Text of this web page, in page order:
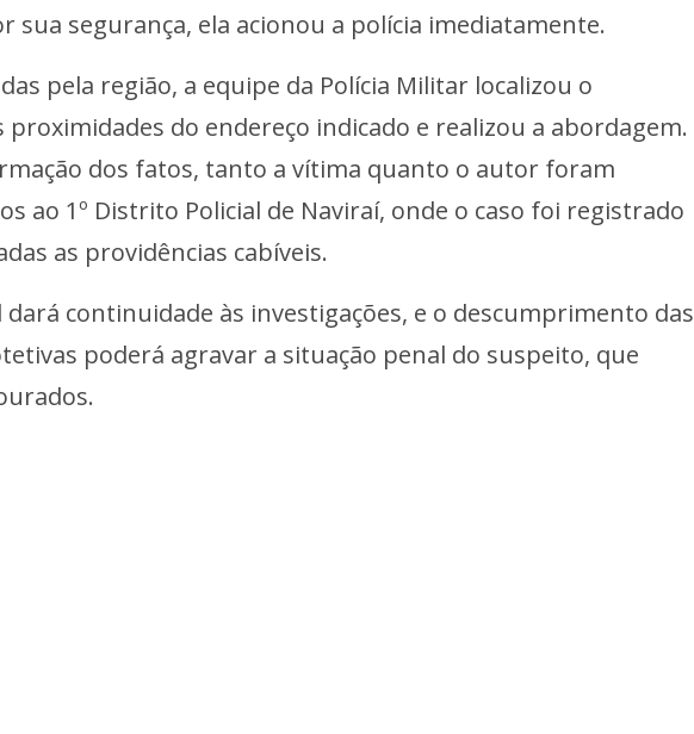
sua segurança, ela acionou a polícia imediatamente.
pela região, a equipe da Polícia Militar localizou o
proximidades do endereço indicado e realizou a abordagem.
dos fatos, tanto a vítima quanto o autor foram
ao 1º Distrito Policial de Naviraí, onde o caso foi registrado
as providências cabíveis.
dará continuidade às investigações, e o descumprimento das
poderá agravar a situação penal do suspeito, que